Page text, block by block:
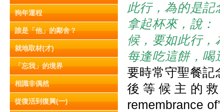
狗年運程
誰是「他」的鄰舍？
就地取材(才)
「忘我」的境界
相識非偶然
從復活到復興(一)
此行，為的是記
拿起杯來，說：
候，要如此行，
每逢吃這餅，
要時常守聖餐記
後等候主的
remembrance